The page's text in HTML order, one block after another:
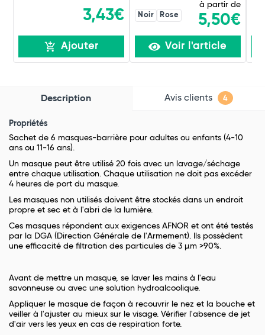
3,43€
Ajouter
Noir Rose
à partir de
5,50€
Voir l'article
Description Avis clients 4
Propriétés
Sachet de 6 masques-barrière pour adultes ou enfants (4-10
ans ou 11-16 ans).
Un masque peut être utilisé 20 fois avec un lavage/séchage
entre chaque utilisation. Chaque utilisation ne doit pas excéder
4 heures de port du masque.
Les masques non utilisés doivent être stockés dans un endroit
propre et sec et à l'abri de la lumière.
Ces masques répondent aux exigences AFNOR et ont été testés
par la DGA (Direction Générale de l'Armement). Ils possèdent
une efficacité de filtration des particules de 3 µm >90%.
Avant de mettre un masque, se laver les mains à l'eau
savonneuse ou avec une solution hydroalcoolique.
Appliquer le masque de façon à recouvrir le nez et la bouche et
veiller à l'ajuster au mieux sur le visage. Vérifier l'absence de jet
d'air vers les yeux en cas de respiration forte.